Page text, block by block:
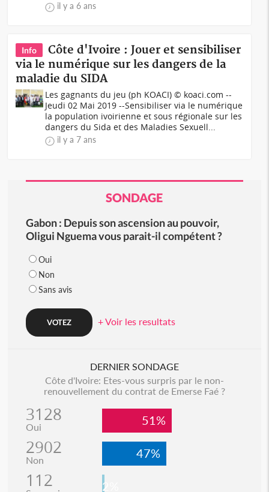
il y a 6 ans
Info
Côte d'Ivoire : Jouer et sensibiliser
via le numérique sur les dangers de la
maladie du SIDA
Les gagnants du jeu (ph KOACI) © koaci.com --
Jeudi 02 Mai 2019 --Sensibiliser via le numérique
la population ivoirienne et sous régionale sur les
dangers du Sida et des Maladies Sexuell...
il y a 7 ans
SONDAGE
Gabon : Depuis son ascension au pouvoir,
Oligui Nguema vous parait-il compétent ?
Oui
Non
Sans avis
+ Voir les resultats
DERNIER SONDAGE
Côte d'Ivoire: Etes-vous surpris par le non-
renouvellement du contrat de Emerse Faé ?
3128
Oui 51%
2902
Non 47%
112 2%